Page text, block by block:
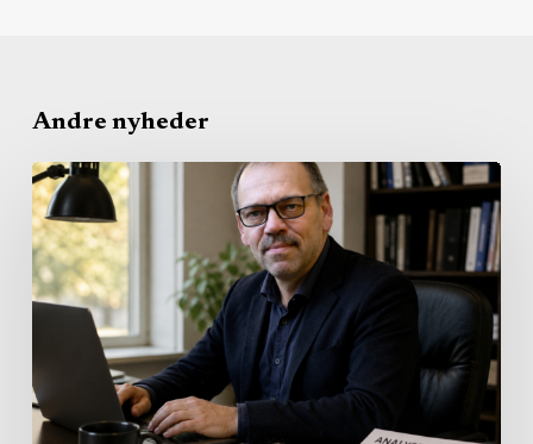
Andre nyheder
Regionerne
bygger
det
nye
sundhedsvæsen
private
leverandører